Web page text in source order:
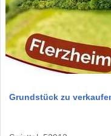
Grundstück zu